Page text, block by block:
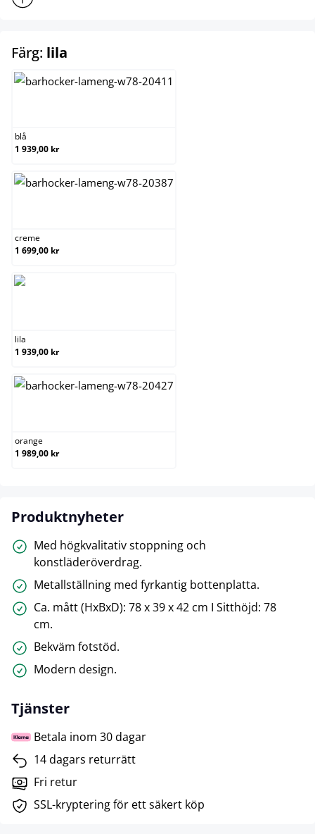
Färg: lila
blå
1 939,00 kr
creme
1 699,00 kr
lila
1 939,00 kr
orange
1 989,00 kr
Produktnyheter
Med högkvalitativ stoppning och
konstläderöverdrag.
Metallställning med fyrkantig bottenplatta.
Ca. mått (HxBxD): 78 x 39 x 42 cm I Sitthöjd: 78
cm.
Bekväm fotstöd.
Modern design.
Tjänster
Betala inom 30 dagar
14 dagars returrätt
Fri retur
SSL-kryptering för ett säkert köp